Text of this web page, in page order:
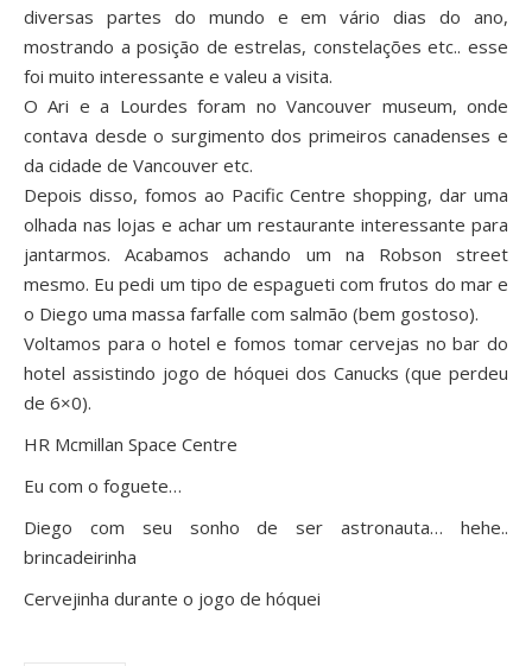
diversas partes do mundo e em vário dias do ano,
mostrando a posição de estrelas, constelações etc.. esse
foi muito interessante e valeu a visita.
O Ari e a Lourdes foram no Vancouver museum, onde
contava desde o surgimento dos primeiros canadenses e
da cidade de Vancouver etc.
Depois disso, fomos ao Pacific Centre shopping, dar uma
olhada nas lojas e achar um restaurante interessante para
jantarmos. Acabamos achando um na Robson street
mesmo. Eu pedi um tipo de espagueti com frutos do mar e
o Diego uma massa farfalle com salmão (bem gostoso).
Voltamos para o hotel e fomos tomar cervejas no bar do
hotel assistindo jogo de hóquei dos Canucks (que perdeu
de 6×0).
HR Mcmillan Space Centre
Eu com o foguete…
Diego com seu sonho de ser astronauta… hehe..
brincadeirinha
Cervejinha durante o jogo de hóquei